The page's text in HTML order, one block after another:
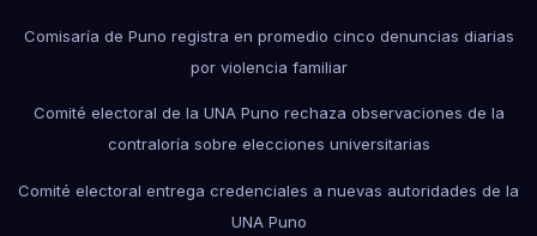
Comisaría de Puno registra en promedio cinco denuncias diarias
por violencia familiar
Comité electoral de la UNA Puno rechaza observaciones de la
contraloría sobre elecciones universitarias
Comité electoral entrega credenciales a nuevas autoridades de la
UNA Puno